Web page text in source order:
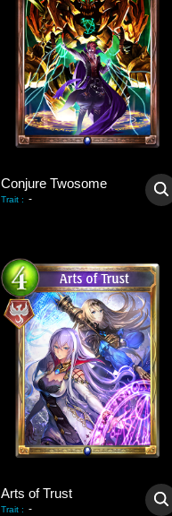
Conjure Twosome
Trait : -
Arts of Trust
Trait : -